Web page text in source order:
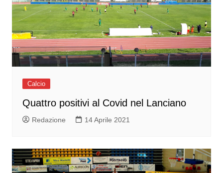
Calcio
Quattro positivi al Covid nel Lanciano
Redazione 14 Aprile 2021